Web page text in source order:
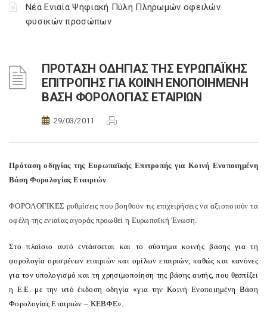
Νέα Ενιαία Ψηφιακή Πύλη Πληρωμών οφειλών
φυσικών προσώπων
ΠΡΟΤΑΣΗ ΟΔΗΓΙΑΣ ΤΗΣ ΕΥΡΩΠΑΪΚΗΣ
ΕΠΙΤΡΟΠΗΣ ΓΙΑ ΚΟΙΝΗ ΕΝΟΠΟΙΗΜΕΝΗ
ΒΑΣΗ ΦΟΡΟΛΟΓΙΑΣ ΕΤΑΙΡΙΩΝ
29/03/2011
Πρόταση οδηγίας της Ευρωπαϊκής Επιτροπής για Κοινή Ενοποιημένη
Βάση Φορολογίας Εταιριών
ΦOPOΛOΓIKEΣ ρυθμίσεις που βοηθούν τις επιχειρήσεις να αξιοποιούν τα
οφέλη της ενιαίας αγοράς προωθεί η Ευρωπαϊκή Ένωση.
Στο πλαίσιο αυτό εντάσσεται και το σύστημα κοινής βάσης για τη
φορολογία ορισμένων εταιριών και ομίλων εταιριών, καθώς και κανόνες
για τον υπολογισμό και τη χρησιμοποίηση της βάσης αυτής, που θεσπίζει
η Ε.Ε. με την υπό έκδοση οδηγία «για την Κοινή Ενοποιημένη Βάση
Φορολογίας Εταιριών – ΚΕΒΦΕ».